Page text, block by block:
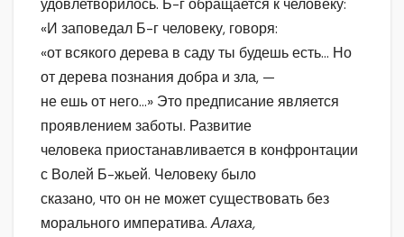
удовлетворилось. Б-г обращается к человеку:
«И заповедал Б-г человеку, говоря:
«от всякого дерева в саду ты будешь есть… Но
от дерева познания добра и зла, —
не ешь от него…» Это предписание является
проявлением заботы. Развитие
человека приостанавливается в конфронтации
с Волей Б-жьей. Человеку было
сказано, что он не может существовать без
морального императива.Алаха,